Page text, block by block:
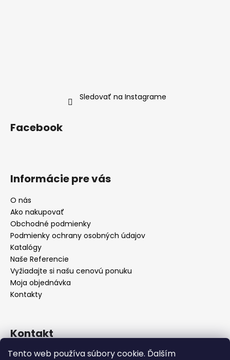
Tento web používa súbory cookie. Ďalším
Sledovať na Instagrame
Facebook
Informácie pre vás
O nás
Ako nakupovať
Obchodné podmienky
Podmienky ochrany osobných údajov
Katalógy
Naše Referencie
Vyžiadajte si našu cenovú ponuku
Moja objednávka
Kontakty
Kontakt
info@seevey.sk